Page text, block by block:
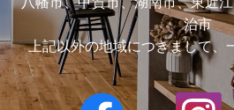
治市
上記以外の地域につきまして、